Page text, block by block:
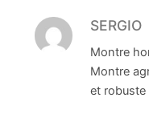
SERGIO
Montre
Montre
et robuste